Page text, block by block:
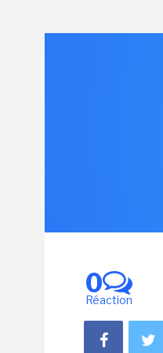
0
Réaction